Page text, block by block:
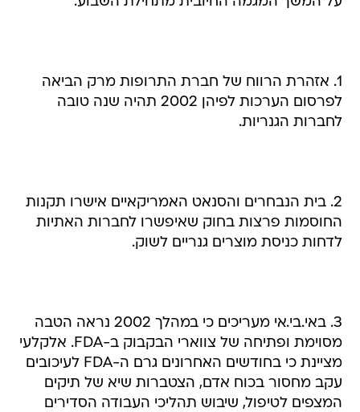
1. אזהרת הרווח של חברת התרופות מרק הביאה
לפרסום הערכות לפיהן 2002 תהיה שנה טובה
לחברות הגנריות.
2. בית הנבחרים והסנאט האמריקאיים אישרו תקנות
החוסמות פרצות בחוק שאיפשרו לחברות האתיות
לדחות כניסת מוצרים גנריים לשוק.
3. באי.בי.אי מעריכים כי במהלך 2002 נראה הטבה
מסוימת ופתיחה של צווארי הבקבוק ב-FDA. אלקלעי
מציינת כי בחודשים האחרונים גרם ה-FDA לעיכובים
עקב מחסור בכוח אדם, הצטברות שיא של תיקים
המצפים לטיפול, שיבוש תהליכי העבודה הסדירים